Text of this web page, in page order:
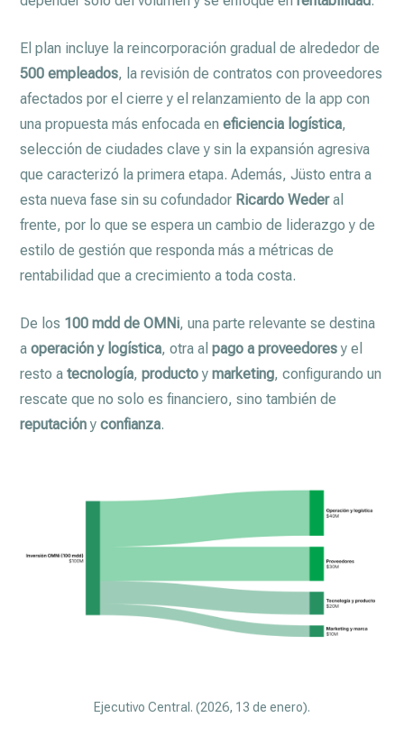
El plan incluye la reincorporación gradual de alrededor de
500 empleados, la revisión de contratos con proveedores
afectados por el cierre y el relanzamiento de la app con
una propuesta más enfocada eneficiencia logística,
selección de ciudades clave y sin la expansión agresiva
que caracterizó la primera etapa. Además, Jüsto entra a
esta nueva fase sin su cofundador Ricardo Wederal
frente, por lo que se espera un cambio de liderazgo y de
estilo de gestión que responda más a métricas de
rentabilidad que a crecimiento a toda costa.
De los 100 mdd de OMNi, una parte relevante se destina
aoperación y logística, otra alpago a proveedores y el
resto atecnología,producto ymarketing, configurando un
rescate que no solo es financiero, sino también de
reputación yconfianza.
Ejecutivo Central. (2026, 13 de enero).